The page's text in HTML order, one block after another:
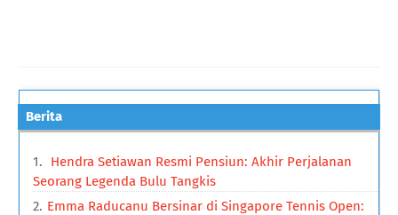
Berita
Hendra Setiawan Resmi Pensiun: Akhir Perjalanan
Seorang Legenda Bulu Tangkis
Emma Raducanu Bersinar di Singapore Tennis Open: